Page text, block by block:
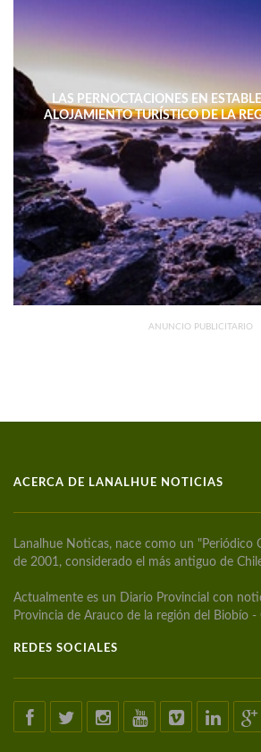
LAS PERNOCTACIONES EN
ALOJAMIENTO TURÍSTICO DE LA
DISMINUYERON 15,4%
ANUNCIO PUBLICITARIO
ACERCA DE LANALHUE NOTICIAS
Lanalhue Noticas, nace como un "Periódico
de 2001, considerado el más antiguo de
Actualmente es un Diario Provincial con
Provincia de Arauco de la región del Biobío -
REDES SOCIALES